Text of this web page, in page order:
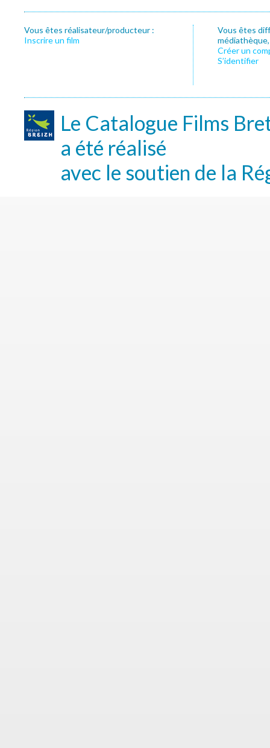
Vous êtes réalisateur/producteur :
Inscrire un film
Vous êtes
Créer un
S’identifier
Le Catalogue Films
a été réalisé
avec le soutien de la